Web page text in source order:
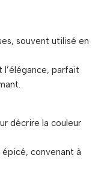
souvent utilisé en
l’élégance, parfait
décrire la couleur
convenant à